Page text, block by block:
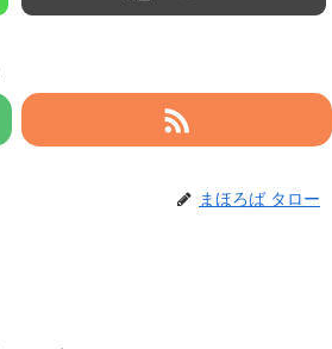
まほろば タロー